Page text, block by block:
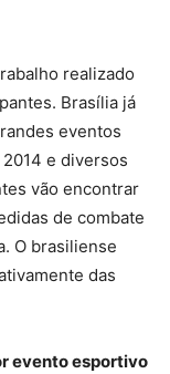
realizado
Brasília já
eventos
e diversos
vão encontrar
de combate
O brasiliense
das
evento esportivo